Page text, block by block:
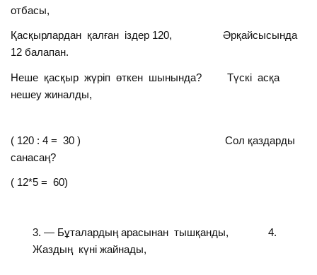
отбасы,
Қасқырлардан қалған іздер 120, Әрқайсысында
12 балапан.
Неше қасқыр жүріп өткен шынында? Түскі асқа
нешеу жиналды,
( 120 : 4 = 30 ) Сол қаздарды
санасаң?
( 12*5 = 60)
— Бұталардың арасынан тышқанды, 4.
Жаздың күні жайнады,